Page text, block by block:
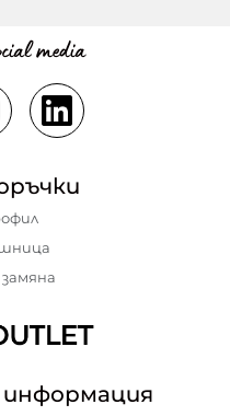
media